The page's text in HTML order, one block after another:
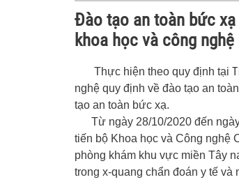
Kiểm
Kiểm
Tư vấn
Thiết
Quang
Vận
chất
Đào tạo an toàn bức
khoa học và công nghệ
Thực hiện theo quy định tại
nghệ quy định về đào tạo an
tạo an toàn bức xạ.
Từ ngày 28/10/2020 đến
tiến bộ Khoa học và Công nghệ
phòng khám khu vực miền Tây
trong x-quang chẩn đoán y tế